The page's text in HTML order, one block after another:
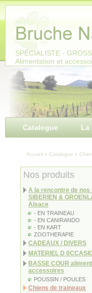
SPÉCIALISTE -
Alimentation et
Catalogue La
Accueil » Catalogue »
Nos produits
A la rencontre de nos
SIBERIEN &
Alsace
- EN TRAINEAU
- EN CANIRANDO
- EN KART
ZOOTHERAPIE
CADEAUX / DIVERS
MATERIEL D
BASSE COUR
accessoires
POUSSIN / POULES
Chiens de traineaux
Panneau de gestion des cookies